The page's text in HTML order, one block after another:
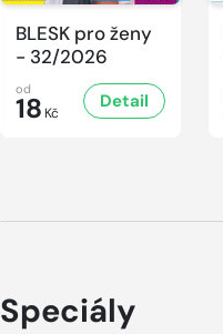
BLESK pro ženy
- 32/2026
od
18 Kč
Detail
Speciály